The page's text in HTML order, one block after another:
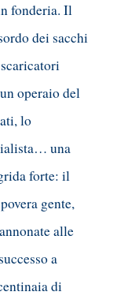
fonderia. Il
dei sacchi
operaio del
lo
una
forte: il
gente,
alle
a
di